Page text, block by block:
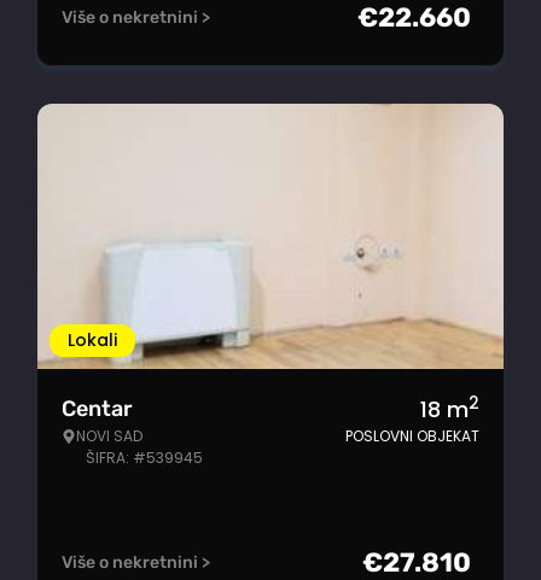
Više o nekretnini > €22.660
Lokali
Centar
NOVI SAD
ŠIFRA: #539945
18 m2
POSLOVNI OBJEKAT
Više o nekretnini > €27.810